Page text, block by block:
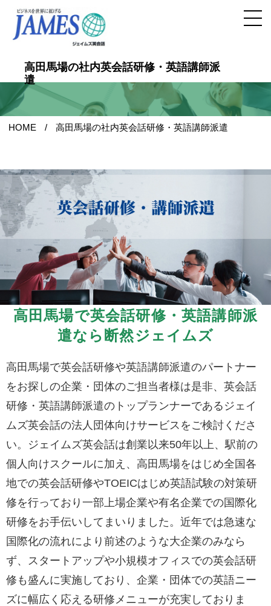
高田馬場の社内英会話研修・英語講師派
遣
HOME 高田馬場の社内英会話研修・英語講師派遣
高田馬場で英会話研修・英語講師派
遣なら断然ジェイムズ
高田馬場で英会話研修や英語講師派遣のパートナー
をお探しの企業・団体のご担当者様は是非、英会話
研修・英語講師派遣のトップランナーであるジェイ
ムズ英会話の法人団体向けサービスをご検討くださ
い。ジェイムズ英会話は創業以来50年以上、駅前の
個人向けスクールに加え、高田馬場をはじめ全国各
地での英会話研修やTOEICはじめ英語試験の対策研
修を行っており一部上場企業や有名企業での国際化
研修をお手伝いしてまいりました。近年では急速な
国際化の流れにより前述のような大企業のみなら
ず、スタートアップや小規模オフィスでの英会話研
修も盛んに実施しており、企業・団体での英語ニー
ズに幅広く応える研修メニューが充実しておりま